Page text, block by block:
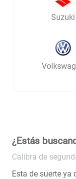
Suzuki
¿Estás
Calibra de
Esta de suerte ya